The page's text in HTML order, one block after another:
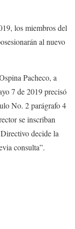
los miembros del
al nuevo
Pacheco, a
7 de 2019 precisó
No. 2 parágrafo 4
se inscriban
decide la
consulta”.